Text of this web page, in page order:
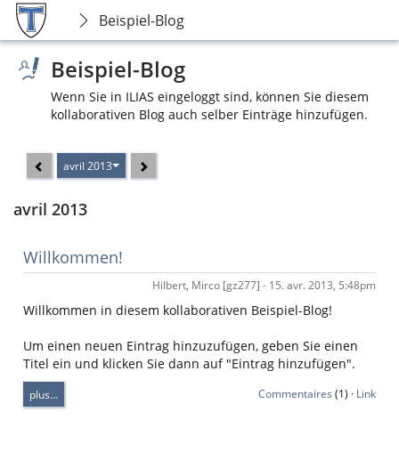
Beispiel-Blog
Beispiel-Blog
Wenn Sie in ILIAS eingeloggt sind, können Sie diesem
kollaborativen Blog auch selber Einträge hinzufügen.
avril 2013
avril 2013
Willkommen!
Hilbert, Mirco [gz277] - 15. avr. 2013, 5:48pm
Willkommen in diesem kollaborativen Beispiel-Blog!
Um einen neuen Eintrag hinzuzufügen, geben Sie einen
Titel ein und klicken Sie dann auf "Eintrag hinzufügen".
plus… Commentaires (1) · Link